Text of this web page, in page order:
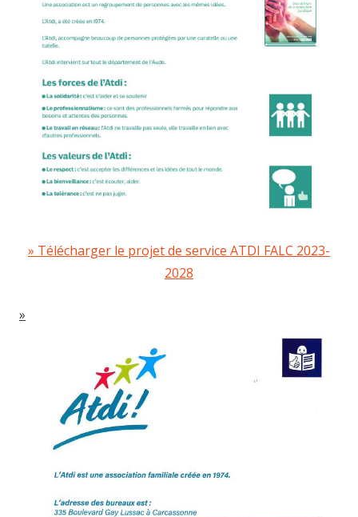
Télécharger le projet de service ATDI FALC 2023-
2028